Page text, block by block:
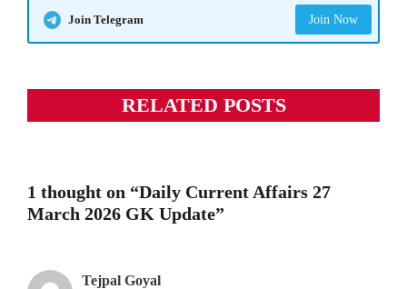
Join Telegram Join Now
RELATED POSTS
1 thought on “Daily Current Affairs 27
March 2026 GK Update”
Tejpal Goyal